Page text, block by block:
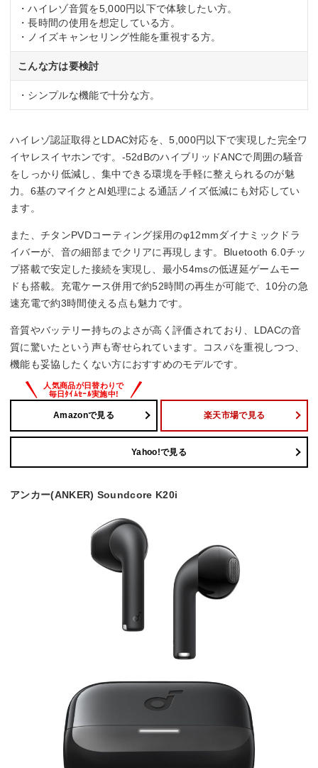
ブラック
・ハイレゾ音質を5,000円以下で体験したい方。
・長時間の使用を想定している方。
・ノイズキャンセリング性能を重視する方。
こんな方は要検討
・シンプルな機能で十分な方。
ハイレゾ認証取得とLDAC対応を、5,000円以下で実現した完全ワ
イヤレスイヤホンです。-52dBのハイブリッドANCで周囲の騒音
をしっかり低減し、集中できる環境を手軽に整えられるのが魅
力。6基のマイクとAI処理による通話ノイズ低減にも対応してい
ます。
また、チタンPVDコーティング採用のφ12mmダイナミックドラ
イバーが、音の細部までクリアに再現します。Bluetooth 6.0チッ
プ搭載で安定した接続を実現し、最小54msの低遅延ゲームモー
ドも搭載。充電ケース併用で約52時間の再生が可能で、10分の急
速充電で約3時間使える点も魅力です。
音質やバッテリー持ちのよさが高く評価されており、LDACの音
質に驚いたという声も寄せられています。コスパを重視しつつ、
機能も妥協したくない方におすすめのモデルです。
Amazonで見る 楽天市場で見る
Yahoo!で見る
アンカー(ANKER) Soundcore K20i